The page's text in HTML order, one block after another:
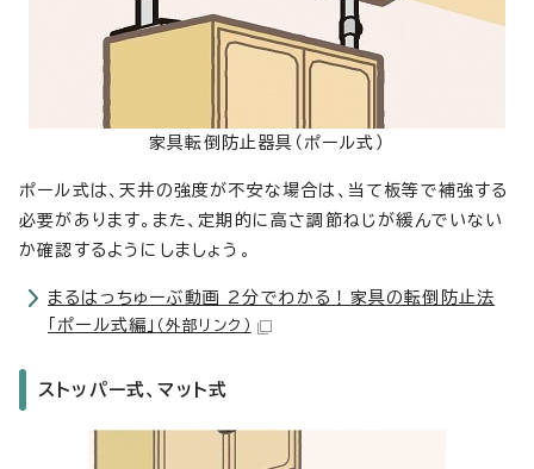
家具転倒防止器具（ポール式）
ポール式は、天井の強度が不安な場合は、当て板等で補強する
必要があります。また、定期的に高さ調節ねじが緩んでいない
か確認するようにしましょう。
まるはっちゅーぶ動画 2分でわかる！家具の転倒防止法
「ポール式編」 （外部リンク）
ストッパー式、マット式